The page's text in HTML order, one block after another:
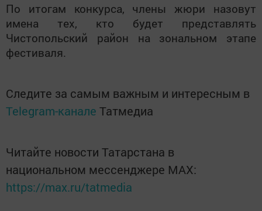
По итогам конкурса, члены жюри назовут
имена тех, кто будет представлять
Чистопольский район на зональном этапе
фестиваля.
Следите за самым важным и интересным в
Telegram-канале Татмедиа
Читайте новости Татарстана в
национальном мессенджере MАХ:
https://max.ru/tatmedia